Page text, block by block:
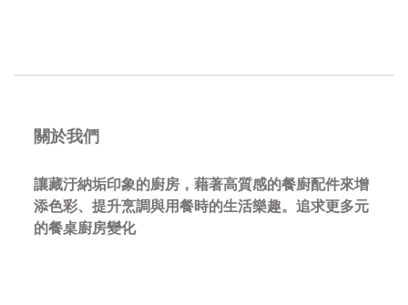
關於我們
讓藏汙納垢印象的廚房，藉著高質感的餐廚配件來增
添色彩、提升烹調與用餐時的生活樂趣。追求更多元
的餐桌廚房變化